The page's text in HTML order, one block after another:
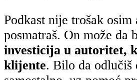
Podkast nije trošak osim
posmatraš. On može da
investicija u autoritet,
klijente. Bilo da odlučiš